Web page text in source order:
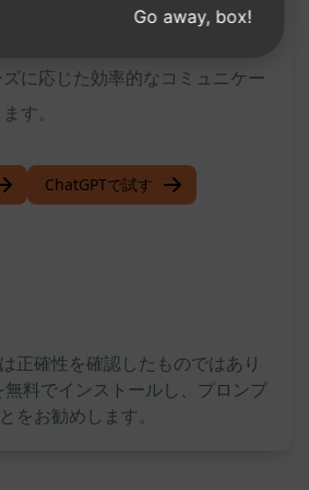
る情報を正確に把握し、満足度の
に応じた効率的なコミュニケー
す。
ChatGPTで試す
正確性を確認したものではあり
無料でインストールし、プロンプ
をお勧めします。
Go away, box!